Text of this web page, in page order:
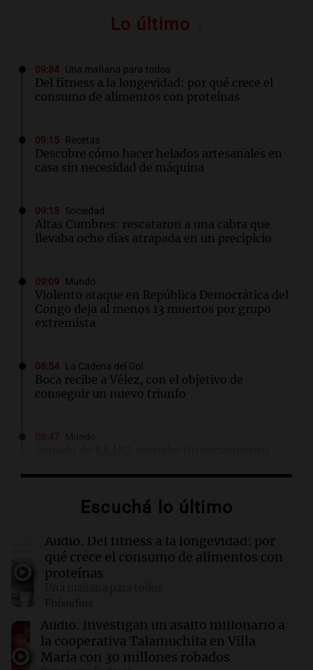
Lo último
09:34 Una mañana para todos
Del fitness a la longevidad: por qué crece el
consumo de alimentos con proteínas
09:15 Recetas
Descubre cómo hacer helados artesanales en
casa sin necesidad de máquina
09:13 Sociedad
Altas Cumbres: rescataron a una cabra que
llevaba ocho días atrapada en un precipicio
09:09 Mundo
Violento ataque en República Democrática del
Congo deja al menos 13 muertos por grupo
extremista
08:54 La Cadena del Gol
Boca recibe a Vélez, con el objetivo de
conseguir un nuevo triunfo
elecciones
Rosario amaneció con 4,9°C y se espera una
máxima de 14°C
Cierra el caso de la jueza Afiuni en Venezuela y
se restituye su libertad plena
08:34 Sociedad
Escuchá lo último
Audio. Del fitness a la longevidad: por
qué crece el consumo de alimentos con
proteínas
Episodios
Audio. Investigan un asalto millonario a
la cooperativa Talamuchita en Villa
María con 30 millones robados